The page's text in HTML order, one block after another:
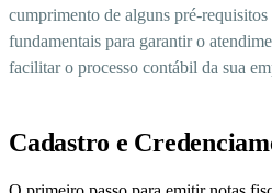
cumprimento de alguns pré-requisitos
fundamentais para garantir o
facilitar o processo contábil da sua
Cadastro e